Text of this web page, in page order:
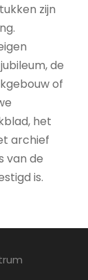
zijn
de
of
het
archief
van de
is.